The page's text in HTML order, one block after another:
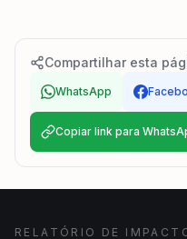
Compartilhar esta
WhatsApp
Copiar link para
RELATÓRIO DE